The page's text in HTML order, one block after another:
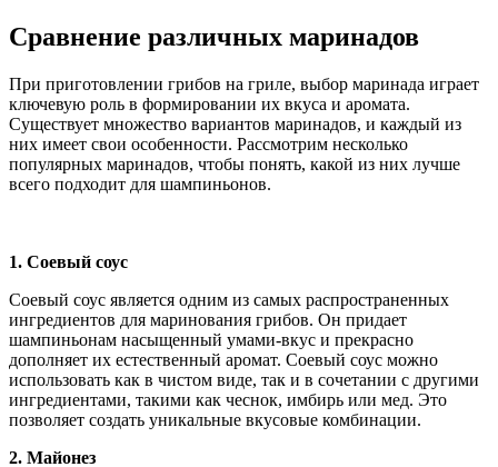
Сравнение различных маринадов
При приготовлении грибов на гриле, выбор маринада играет
ключевую роль в формировании их вкуса и аромата.
Существует множество вариантов маринадов, и каждый из
них имеет свои особенности. Рассмотрим несколько
популярных маринадов, чтобы понять, какой из них лучше
всего подходит для шампиньонов.
1. Соевый соус
Соевый соус является одним из самых распространенных
ингредиентов для маринования грибов. Он придает
шампиньонам насыщенный умами-вкус и прекрасно
дополняет их естественный аромат. Соевый соус можно
использовать как в чистом виде, так и в сочетании с другими
ингредиентами, такими как чеснок, имбирь или мед. Это
позволяет создать уникальные вкусовые комбинации.
2. Майонез